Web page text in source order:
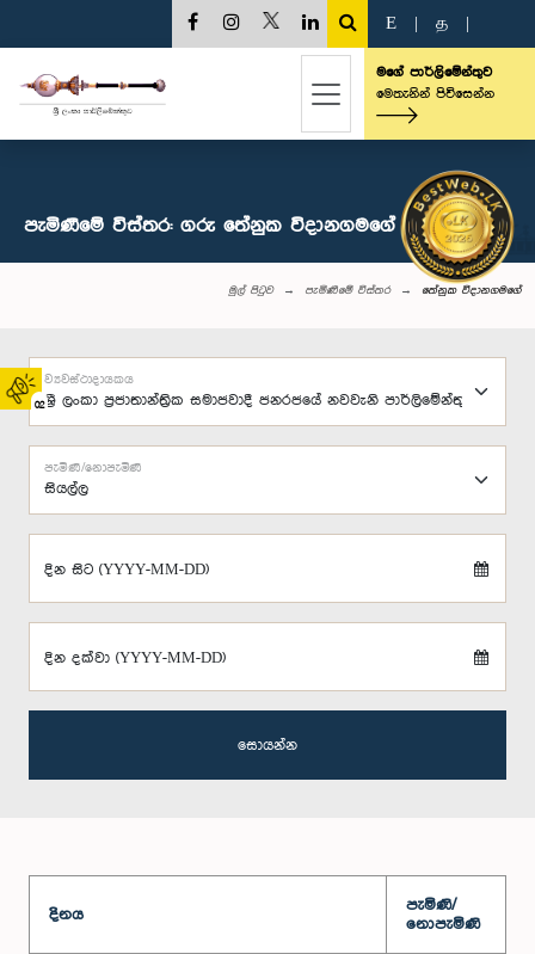
02
E த
මගේ පාර්ලිමේන්තුව
මෙතැනින් පිවිසෙන්න
පැමිණීමේ විස්තර: ගරු තේනුක විදානගමගේ මහතා, පා.ම.
මුල් පිටුව පැමිණීමේ විස්තර තේනුක විදානගමගේ
ව්‍යවස්ථාදායකය
පැමිණි/නොපැමිණි
දින සිට (YYYY-MM-DD)
දින දක්වා (YYYY-MM-DD)
සොයන්න
දිනය
පැමිණි/
නොපැමිණි